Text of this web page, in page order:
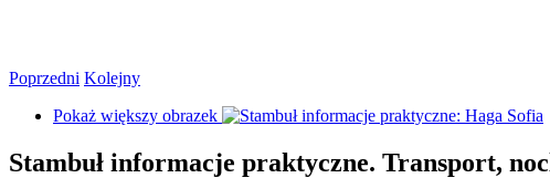
Poprzedni Kolejny
Pokaż większy obrazek
Stambuł informacje praktyczne. Transport,